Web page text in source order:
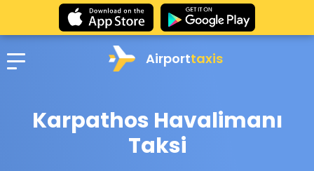
Airporttaxis
Karpathos Havalimanı
Taksi